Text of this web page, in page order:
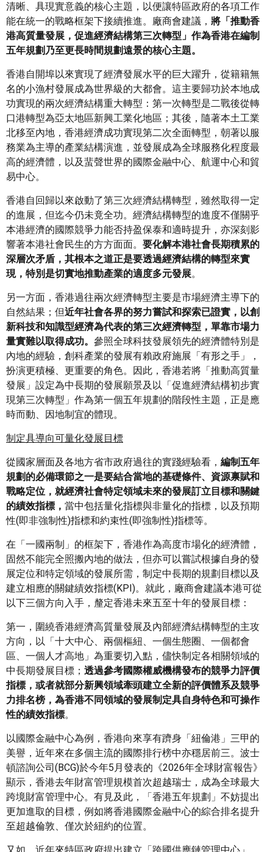
清晰、具現實意義的核心主題，以便讓特區政府的各項工作
能在統一的戰略框架下接續推進。廠商會建議， 將「推動香
港高質量發展，促進經濟結構第三次轉型」作為香港在編制
五年規劃乃至更長時間規劃遠景的核心主題。
香港自開埠以來實現了經濟發展水平的巨大躍升，從籍籍無
名的小漁村發展成為世界級的大都會。這主要歸功於本地成
功實現的兩次經濟結構重大轉型：第一次轉型是二戰後從轉
口港轉型為亞太地區新興工業化地區；其後，隨著本土工業
北移至內地，香港經濟成功實現第二次全面轉型，朝著以服
務業為主導的產業結構演進，並發展成為全球服務化程度最
高的經濟體，以及蜚聲世界的國際金融中心、航運中心和貿
易中心。
香港自回歸以來啟動了第三次經濟結構轉型，雖然取得一定
的進展，但迄今仍未竟全功。經濟結構轉型的進度不僅關乎
本港經濟的國際競爭力能否持盈保泰和適時提升，亦深刻影
響著本港社會民生的方方面面。 要化解本港社會長期積累的
深層次矛盾，其根本之道正是要透過經濟結構的轉型來實
現，特別是切實地推動產業的適度多元發展。
另一方面，香港過往兩次經濟轉型主要是市場經濟主導下的
自然結果；但近年社會各界的努力嘗試和探索已證實，以創
新科技和知識型經濟為代表的第三次經濟轉型，單靠市場力
量實難以取得成功。 參照全球科技發展領先的經濟體特別是
內地的經驗，創科產業的發展有賴政府施展「有形之手」，
扮演更積極、更重要的角色。因此，香港若將「推動高質量
發展」設定為中長期的發展願景及以「促進經濟結構初步實
現第三次轉型」作為第一個五年規劃的階段性主題，正是應
時而動、因地制宜的體現。
制定具導向可量化發展目標
從國家層面及各地方省市政府過往的實踐經驗看， 編制五年
規劃的必備環節之一是要結合當地的基礎條件、資源禀賦和
戰略定位，就經濟社會特定領域未來的發展訂立目標和關鍵
的績效指標， 當中包括量化指標與非量化的指標，以及預期
性(即非強制性)指標和約束性(即強制性)指標等。
在「一國兩制」的框架下，香港作為高度市場化的經濟體，
固然不能完全照搬內地的做法，但亦可以嘗試根據自身的發
展定位和特定領域的發展所需，制定中長期的規劃目標以及
建立相應的關鍵績效指標(KPI)。就此，廠商會建議本港可從
以下三個方向入手，釐定香港未來五至十年的發展目標：
第一，圍繞香港經濟高質量發展及內部經濟結構轉型的主攻
方向，以「十大中心、兩個樞紐、一個生態圈、一個都會
區、一個人才高地」為重要切入點，儘快制定各相關領域的
中長期發展目標； 透過參考國際權威機構發布的競爭力評價
指標，或者就部分新興領域牽頭建立全新的評價體系及競爭
力排名榜，為香港不同領域的發展制定具自身特色和可操作
性的績效指標。
以國際金融中心為例，香港向來享有躋身「紐倫港」三甲的
美譽，近年來在多個主流的國際排行榜中亦穩居前三。波士
頓諮詢公司(BCG)於今年5月發表的《2026年全球財富報告》
顯示，香港去年財富管理規模首次超越瑞士，成為全球最大
跨境財富管理中心。有見及此，「香港五年規劃」不妨提出
更加進取的目標，例如將香港國際金融中心的綜合排名提升
至超越倫敦、僅次於紐約的位置。